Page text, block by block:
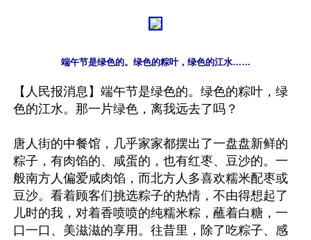
【人民报消息】端午节是绿色的。绿色的粽叶，绿
色的江水。那一片绿色，离我远去了吗？
唐人街的中餐馆，几乎家家都摆出了一盘盘新鲜的
粽子，有肉馅的、咸蛋的，也有红枣、豆沙的。一
般南方人偏爱咸肉馅，而北方人多喜欢糯米配枣或
豆沙。看着顾客们挑选粽子的热情，不由得想起了
儿时的我，对着香喷喷的纯糯米粽，蘸着白糖，一
口一口、美滋滋的享用。往昔里，除了吃粽子、感